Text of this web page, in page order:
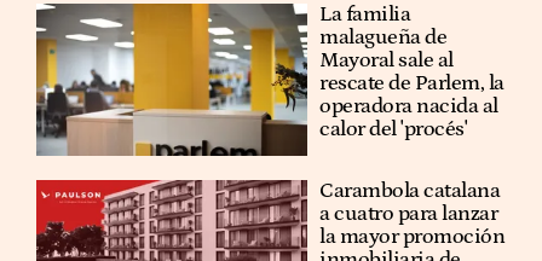
La familia
malagueña de
Mayoral sale al
rescate de Parlem, la
operadora nacida al
calor del 'procés'
Carambola catalana
a cuatro para lanzar
la mayor promoción